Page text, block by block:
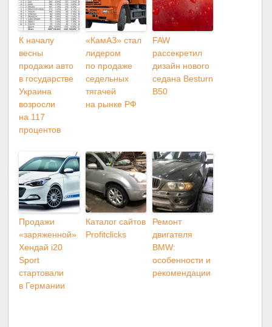
Продажи
«заряженной»
Хендай i20
стартовали
Каталог сайтов
Profitclicks
Ремонт
Related Articles